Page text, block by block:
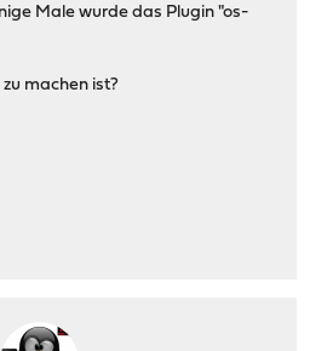
Male wurde das Plugin "os-
machen ist?